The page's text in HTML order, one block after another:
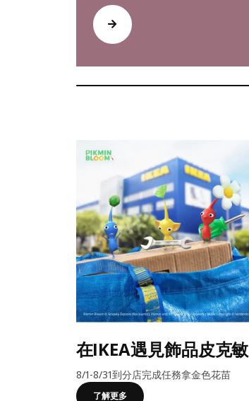
在IKEA遇見飾品皮克敏
8/1-8/31到分店完成任務拿金色花苗
了解更多